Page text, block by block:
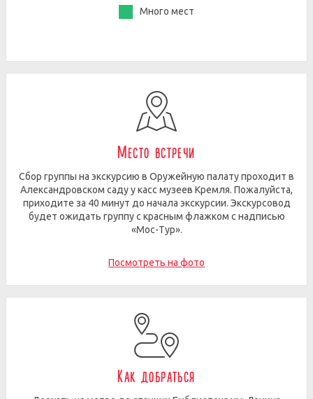
Много мест
Место встречи
Сбор группы на экскурсию в Оружейную палату проходит в
Александровском саду у касс музеев Кремля. Пожалуйста,
приходите за 40 минут до начала экскурсии. Экскурсовод
будет ожидать группу с красным флажком с надписью
«Мос-Тур».
Посмотреть на фото
Как добраться